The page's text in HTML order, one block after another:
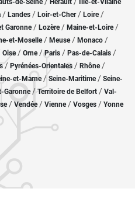
de-Seine Hérault Ille-et-Vilaine
/ Landes / Loir-et-Cher/ Loire/
Garonne/ Lozère / Maine-et-Loire/
et-Moselle/ Meuse/ Monaco /
Oise / Orne/Paris / Pas-de-Calais /
/ Pyrénées-Orientales / Rhône/
et-Marne/ Seine-Maritime/ Seine-
Garonne/Territoire de Belfort / Val-
/ Vendée/ Vienne/ Vosges / Yonne